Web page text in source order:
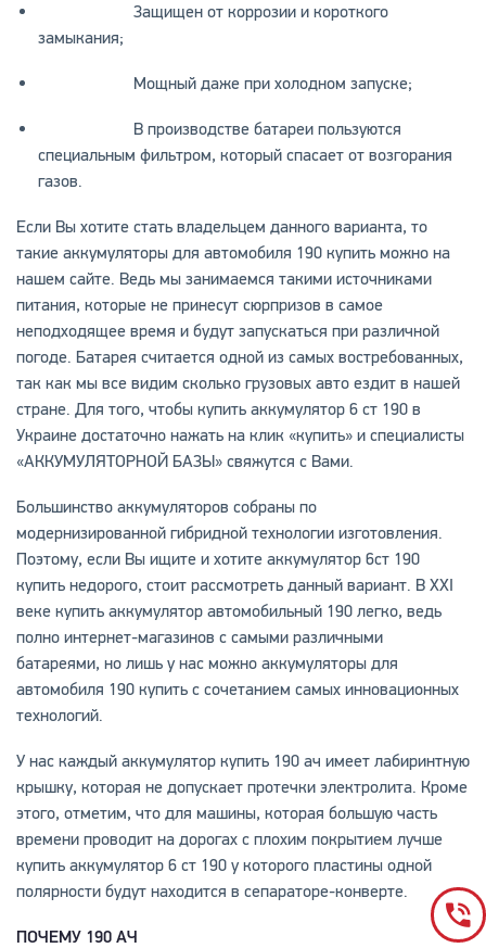
Защищен от коррозии и короткого
замыкания;
Мощный даже при холодном запуске;
В производстве батареи пользуются
специальным фильтром, который спасает от возгорания
газов.
Если Вы хотите стать владельцем данного варианта, то
такие аккумуляторы для автомобиля 190 купить можно на
нашем сайте. Ведь мы занимаемся такими источниками
питания, которые не принесут сюрпризов в самое
неподходящее время и будут запускаться при различной
погоде. Батарея считается одной из самых востребованных,
так как мы все видим сколько грузовых авто ездит в нашей
стране. Для того, чтобы купить аккумулятор 6 ст 190 в
Украине достаточно нажать на клик «купить» и специалисты
«АККУМУЛЯТОРНОЙ БАЗЫ» свяжутся с Вами.
Большинство аккумуляторов собраны по
модернизированной гибридной технологии изготовления.
Поэтому, если Вы ищите и хотите аккумулятор 6ст 190
купить недорого, стоит рассмотреть данный вариант. В ХХІ
веке купить аккумулятор автомобильный 190 легко, ведь
полно интернет-магазинов с самыми различными
батареями, но лишь у нас можно аккумуляторы для
автомобиля 190 купить с сочетанием самых инновационных
технологий.
У нас каждый аккумулятор купить 190 ач имеет лабиринтную
крышку, которая не допускает протечки электролита. Кроме
этого, отметим, что для машины, которая большую часть
времени проводит на дорогах с плохим покрытием лучше
купить аккумулятор 6 ст 190 у которого пластины одной
полярности будут находится в сепараторе-конверте.
ПОЧЕМУ 190 АЧ